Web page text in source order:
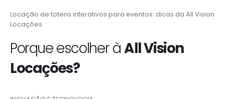
Locação de totens interativos para eventos: dicas da All Vision
Locações
Porque escolher àAll Vision
Locações?